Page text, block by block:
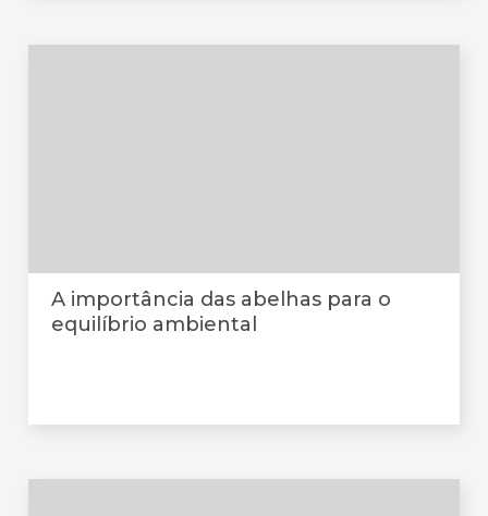
A importância das abelhas para o
equilíbrio ambiental